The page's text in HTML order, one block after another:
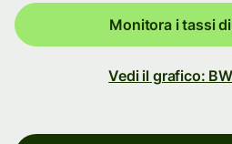
Monitora i tassi
Vedi il grafico: